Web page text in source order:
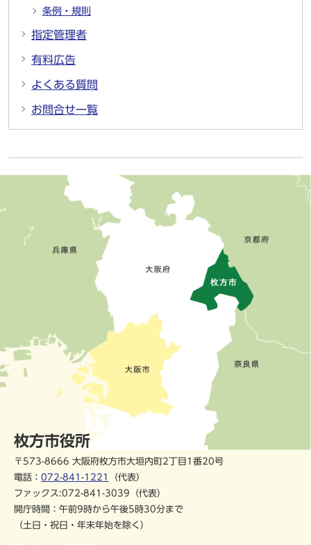
条例・規則
指定管理者
有料広告
よくある質問
お問合せ一覧
枚方市役所
〒573-8666 大阪府枚方市大垣内町2丁目1番20号
電話： 072-841-1221
（代表）
ファックス:072-841-3039（代表）
開庁時間：午前9時から午後5時30分まで
（土日・祝日・年末年始を除く）